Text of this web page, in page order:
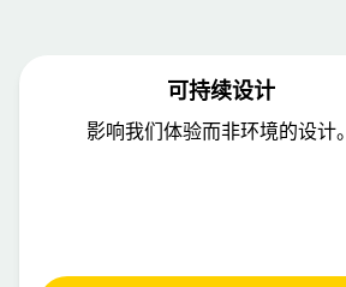
可持续设计
影响我们体验而非环境的设计。